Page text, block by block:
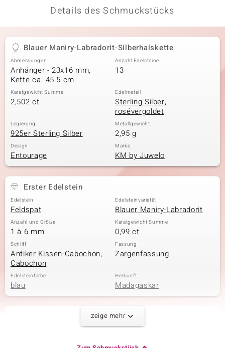
Details des Schmuckstücks
Blauer Maniry-Labradorit-Silberhalskette
Abmessungen
Anhänger - 23x16 mm,
Kette ca. 45.5 cm
Anzahl Edelsteine
13
Karatgewicht Summe
2,502 ct
Edelmetall
Sterling Silber,
rosévergoldet
Legierung
925er Sterling Silber
Metallgewicht
2,95 g
Design
Entourage
Marke
KM by Juwelo
Erster Edelstein
Edelstein
Feldspat
Edelsteinvarietät
Blauer Maniry-Labradorit
Anzahl und Größe
1 à 6 mm
Karatgewicht Summe
0,99 ct
Schliff
Antiker Kissen-Cabochon,
Cabochon
Fassung
Zargenfassung
Edelsteinfarbe
blau
Herkunft
Madagaskar
zeige mehr